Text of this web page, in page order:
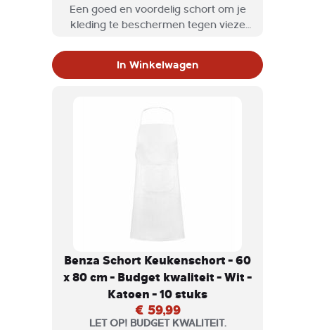
Een goed en voordelig schort om je
kleding te beschermen tegen vieze
In Winkelwagen
Benza Schort Keukenschort - 60
x 80 cm - Budget kwaliteit - Wit -
Katoen - 10 stuks
€ 59,99
LET OP! BUDGET KWALITEIT.